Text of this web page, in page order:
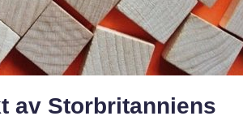
av Storbritanniens